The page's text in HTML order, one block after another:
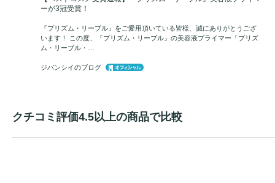
ーが3冠受賞！
『プリズム・リーブル』をご愛用頂いている皆様、誠にありがとうござ
います！ この度、『プリズム・リーブル』の美容液プライマー「プリズ
ム・リーブル・…
ジバンシイのブログ
クチコミ評価4.5以上の商品で比較